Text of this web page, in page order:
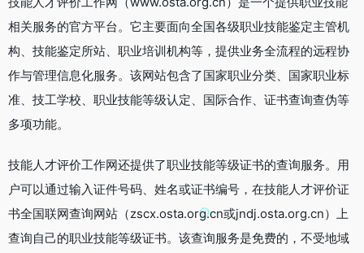
相关服务的官方平台。它主要面向全国各级职业技能鉴定主管机
构、技能鉴定所站、职业培训机构等，提供业务全流程的远程协
作与管理信息化服务。该网站包含了国家职业分类、国家职业标
准、技工学校、职业技能等级认定、国际合作、证书查询查伪等
多项功能。
技能人才评价工作网还提供了职业技能等级证书的查询服务。用
户可以通过输入证件号码、姓名或证书编号，在技能人才评价证
书全国联网查询网站（zscx.osta.org.cn或jndj.osta.org.cn）上
查询自己的职业技能等级证书。该查询服务是免费的，不受地域